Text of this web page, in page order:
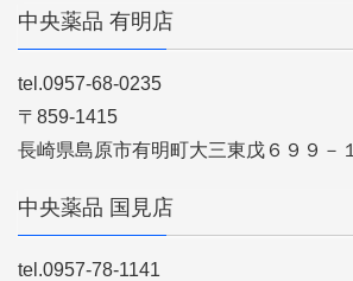
中央薬品 有明店
tel.0957-68-0235
〒859-1415
長崎県島原市有明町大三東戊６９９－１
中央薬品 国見店
tel.0957-78-1141